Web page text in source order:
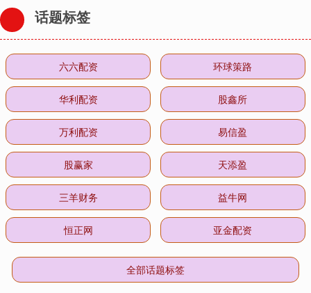
话题标签
六六配资 环球策路
华利配资 股鑫所
万利配资 易信盈
股赢家 天添盈
三羊财务 益牛网
恒正网 亚金配资
全部话题标签